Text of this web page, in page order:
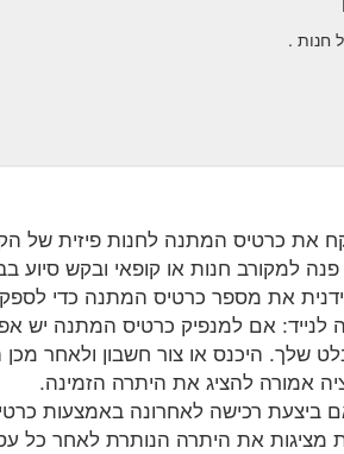
את כרטיס המתנה לחנות פיזית של
למקורב חנות או קופאי ובקש סיוע
ידנית את מספר כרטיס המתנה כדי
לנייד: אם למנפיק כרטיס המתנה יש
שלך. היכנס או צור חשבון ולאחר
אמורה להציג את היתרה הזמינה.
ביצעת רכישה לאחרונה באמצעות
מציגות את היתרה הנותרת לאחר כל